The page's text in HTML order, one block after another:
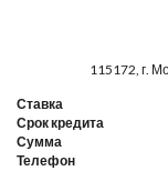
115172, г.
Ставка
Срок кредита
Сумма
Телефон